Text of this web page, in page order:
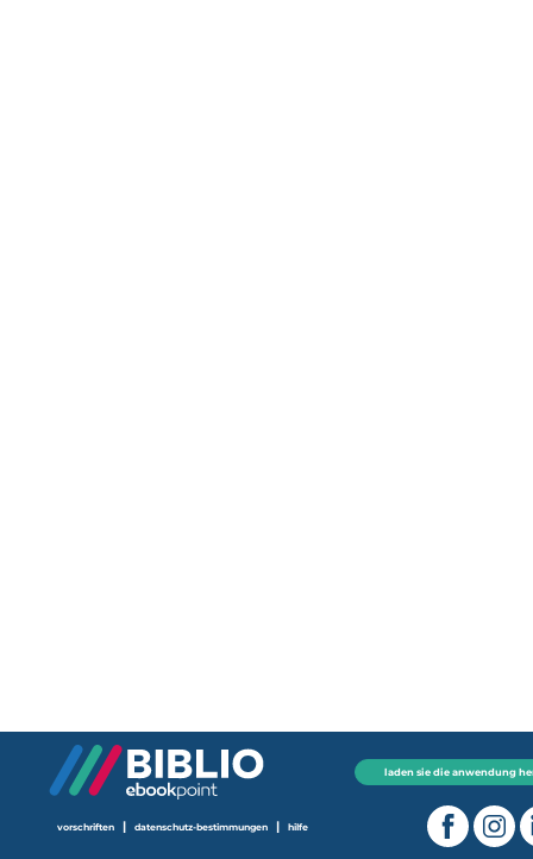
laden sie die anwendung
vorschriften | datenschutz-bestimmungen | hilfe